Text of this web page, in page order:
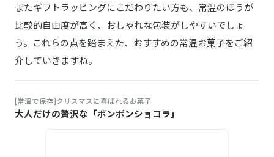
またギフトラッピングにこだわりたい方も、常温のほうが
比較的自由度が高く、おしゃれな包装がしやすいでしょ
う。これらの点を踏まえた、おすすめの常温お菓子をご紹
介していきますね。
[常温で保存]クリスマスに喜ばれるお菓子
大人だけの贅沢な「ボンボンショコラ」